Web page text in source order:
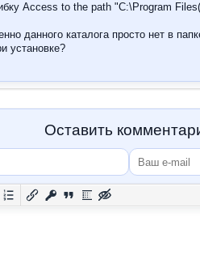
Access to the path "C:\Program
данного каталога просто нет в
установке?
Оставить